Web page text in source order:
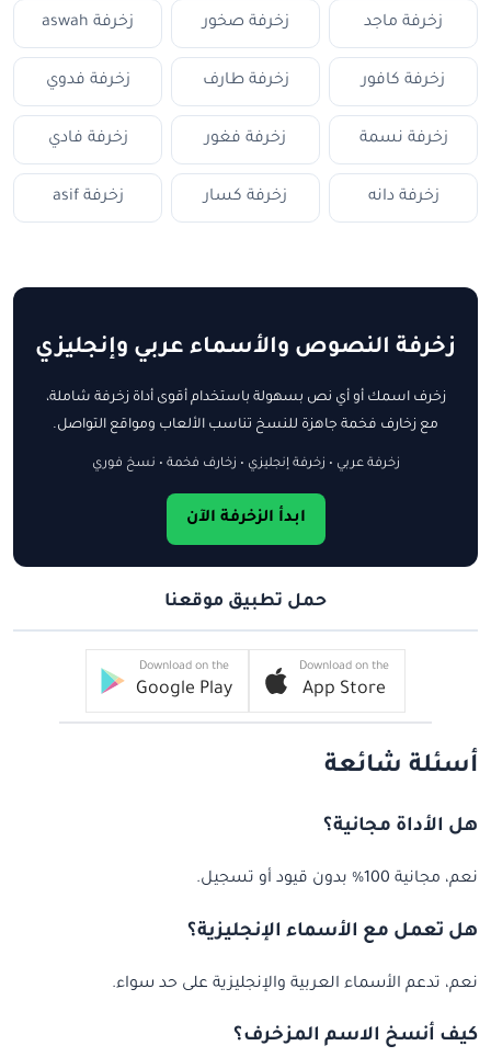
زخرفة ماجد زخرفة صخور زخرفة aswah
زخرفة كافور زخرفة طارف زخرفة فدوي
زخرفة نسمة زخرفة فغور زخرفة فادي
زخرفة دانه زخرفة كسار زخرفة asif
زخرفة النصوص والأسماء عربي وإنجليزي
زخرف اسمك أو أي نص بسهولة باستخدام أقوى أداة زخرفة شاملة،
مع زخارف فخمة جاهزة للنسخ تناسب الألعاب ومواقع التواصل.
زخرفة عربي • زخرفة إنجليزي • زخارف فخمة • نسخ فوري
ابدأ الزخرفة الآن
حمل تطبيق موقعنا
Download on the
App Store
Download on the
Google Play
أسئلة شائعة
هل الأداة مجانية؟
نعم، مجانية 100% بدون قيود أو تسجيل.
هل تعمل مع الأسماء الإنجليزية؟
نعم، تدعم الأسماء العربية والإنجليزية على حد سواء.
كيف أنسخ الاسم المزخرف؟